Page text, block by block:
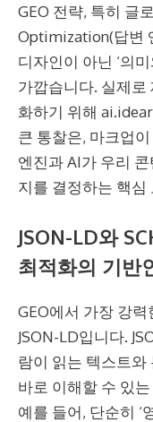
GEO 전략, 특히 글
Optimization(답변
디자인이 아닌 ‘의
가깝습니다. 실제로
화하기 위해
큰 통찰은, 마크업
엔진과 AI가 우리
지를 결정하는 핵심
JSON-LD와
최적화의 기반
GEO에서 가장 강
JSON-LD입니다.
람이 읽는 텍스트와
바로 이해할 수 있
예를 들어, 단순히 ‘